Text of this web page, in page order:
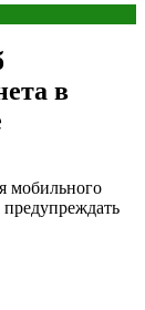
в
мобильного